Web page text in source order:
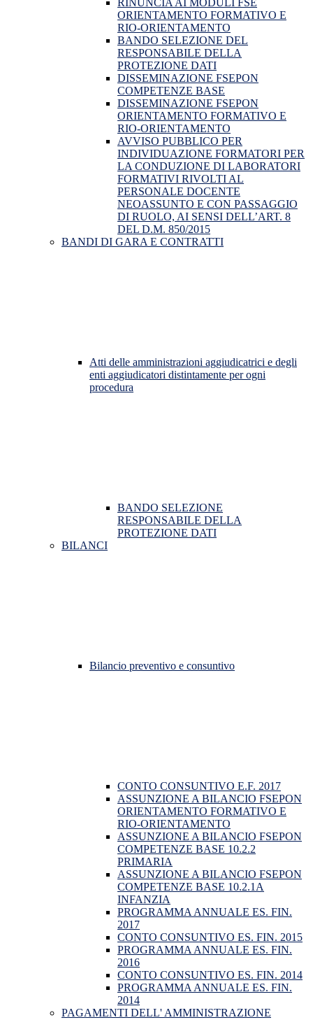
RINUNCIA AI MODULI FSE
ORIENTAMENTO FORMATIVO E
RIO-ORIENTAMENTO
BANDO SELEZIONE DEL
RESPONSABILE DELLA
PROTEZIONE DATI
DISSEMINAZIONE FSEPON
COMPETENZE BASE
DISSEMINAZIONE FSEPON
ORIENTAMENTO FORMATIVO E
RIO-ORIENTAMENTO
AVVISO PUBBLICO PER
INDIVIDUAZIONE FORMATORI PER
LA CONDUZIONE DI LABORATORI
FORMATIVI RIVOLTI AL
PERSONALE DOCENTE
NEOASSUNTO E CON PASSAGGIO
DI RUOLO, AI SENSI DELL’ART. 8
DEL D.M. 850/2015
BANDI DI GARA E CONTRATTI
Atti delle amministrazioni aggiudicatrici e degli
enti aggiudicatori distintamente per ogni
procedura
BANDO SELEZIONE
RESPONSABILE DELLA
PROTEZIONE DATI
BILANCI
Bilancio preventivo e consuntivo
CONTO CONSUNTIVO E.F. 2017
ASSUNZIONE A BILANCIO FSEPON
ORIENTAMENTO FORMATIVO E
RIO-ORIENTAMENTO
ASSUNZIONE A BILANCIO FSEPON
COMPETENZE BASE 10.2.2
PRIMARIA
ASSUNZIONE A BILANCIO FSEPON
COMPETENZE BASE 10.2.1A
INFANZIA
PROGRAMMA ANNUALE ES. FIN.
2017
CONTO CONSUNTIVO ES. FIN. 2015
PROGRAMMA ANNUALE ES. FIN.
2016
CONTO CONSUNTIVO ES. FIN. 2014
PROGRAMMA ANNUALE ES. FIN.
2014
PAGAMENTI DELL' AMMINISTRAZIONE